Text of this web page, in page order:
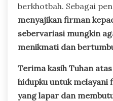
berkhotbah. Sebagai
menyajikan firman
sebervariasi mungkin
menikmati dan
Terima kasih Tuhan
hidupku untuk
yang lapar dan